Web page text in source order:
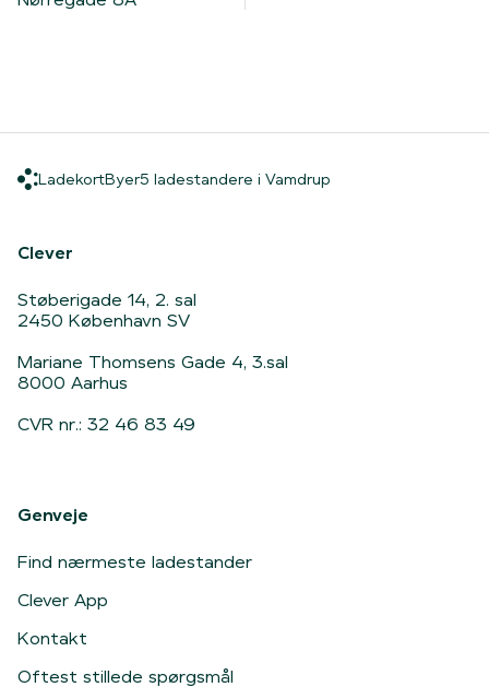
LadekortLadekort
ByerByer
5 ladestandere i Vamdrup
Clever
Støberigade 14, 2. sal
2450 København SV
Mariane Thomsens Gade 4, 3.sal
8000 Aarhus
CVR nr.: 32 46 83 49
Genveje
Find nærmeste ladestander
Clever App
Kontakt
Oftest stillede spørgsmål